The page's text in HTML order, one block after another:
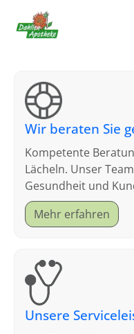
Wir beraten Sie
Kompetente
Lächeln. Unser
Gesundheit und
Mehr erfahren
Unsere